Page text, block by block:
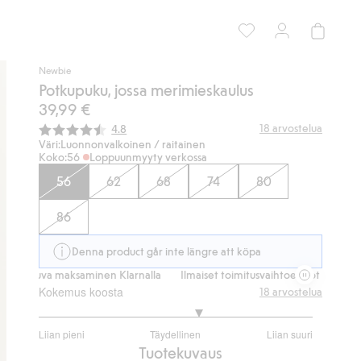
Newbie
Potkupuku, jossa merimieskaulus
39,99 €
Keskimääräinen luokitus:
4.8 18 arvostelua
Väri:Luonnonvalkoinen / raitainen
Koko:56 Loppuunmyyty verkossa
56 62 68 74 80
86
Denna product går inte längre att köpa
maksaminen Klarnalla Ilmaiset toimitusvaihtoehdot Sujuva
Kokemus koosta
Liian pieni Täydellinen Liian suuri
/
18 arvostelua
Tuotekuvaus